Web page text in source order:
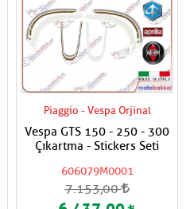
Piaggio - Vespa Orjinal
Vespa GTS 150 - 250 - 300
Çıkartma - Stickers Seti
606079M0001
7.153,00